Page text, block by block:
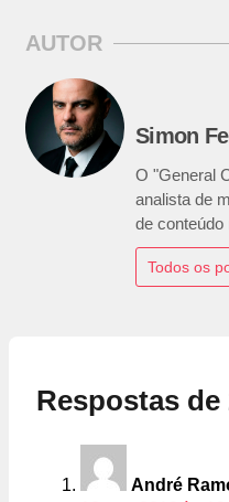
AUTOR
Simon
O "General
analista de
de conteúdo
Todos os
Respostas de
André